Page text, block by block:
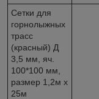
Сетки для
горнолыжных
трасс
(красный) Д
3,5 мм, яч.
100*100 мм,
размер 1,2м х
25м